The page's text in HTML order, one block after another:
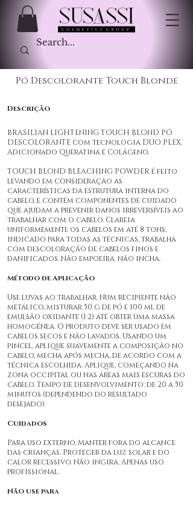
Pó Descolorante Touch Blonde
Descrição
BRASILIAN LIGHTENING TOUCH BLOND PÓ
DESCOLORANTE com tecnologia DUO PLEX.
Adicionado Queratina e Colágeno.
TOUCH BLOND BLEACHING POWDER é feito
levando em consideração as
características da estrutura interna do
cabelo, e contém componentes de cuidado
que ajudam a prevenir danos irreversíveis ao
trabalhar com o cabelo. Clareia
uniformemente os cabelos em até 8 tons,
indicado para todas as técnicas, trabalha
com descoloração de cabelos finos e
danificados. Não empoeira. não incha.
Método de Aplicação
Use luvas ao trabalhar. Num recipiente não
metálico, misturar 50 g de pó e 100 ml de
emulsão oxidante (1:2) até obter uma massa
homogénea. O produto deve ser usado em
cabelos secos e não lavados. Usando um
pincel, aplique suavemente a composição no
cabelo, mecha após mecha, de acordo com a
técnica escolhida. Aplique, começando na
zona occipital ou nas áreas mais escuras do
cabelo. Tempo de desenvolvimento: de 20 a 50
minutos (dependendo do resultado
desejado).
Cuidados
Para uso externo. Manter fora do alcance
das crianças. Proteger da luz solar e do
calor recessivo. Não ingira. Apenas uso
profissional.
Não use para